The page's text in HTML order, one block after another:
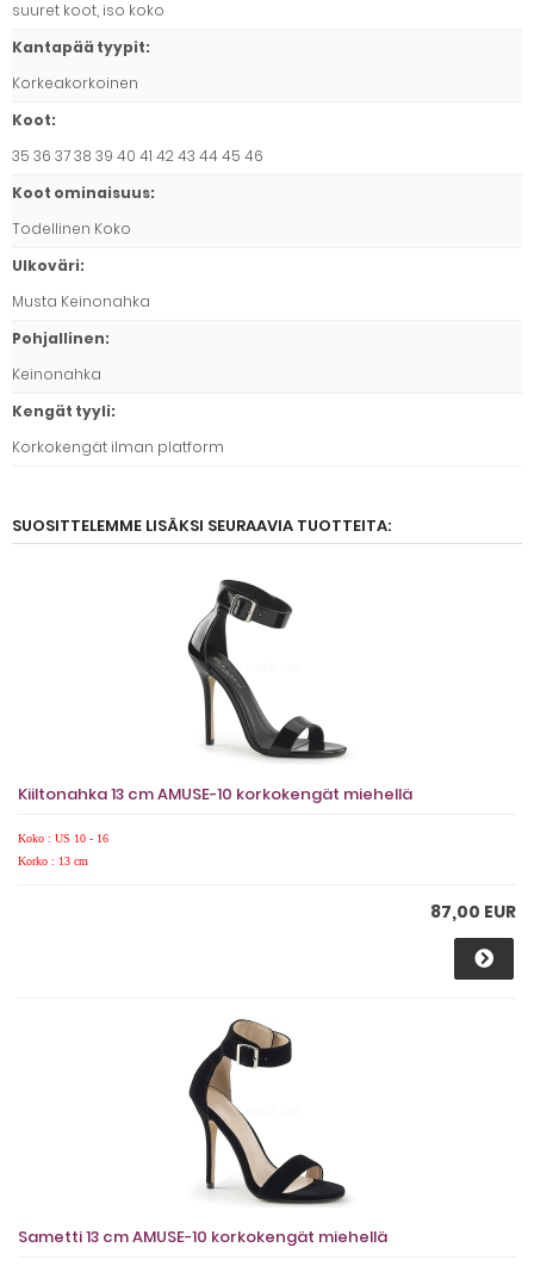
suuret koot, iso koko
Kantapää tyypit:
Korkeakorkoinen
Koot:
35 36 37 38 39 40 41 42 43 44 45 46
Koot ominaisuus:
Todellinen Koko
Ulkoväri:
Musta Keinonahka
Pohjallinen:
Keinonahka
Kengät tyyli:
Korkokengät ilman platform
SUOSITTELEMME LISÄKSI SEURAAVIA TUOTTEITA:
Kiiltonahka 13 cm AMUSE-10 korkokengät miehellä
Koko : US 10 - 16
Korko : 13 cm
87,00 EUR
Sametti 13 cm AMUSE-10 korkokengät miehellä